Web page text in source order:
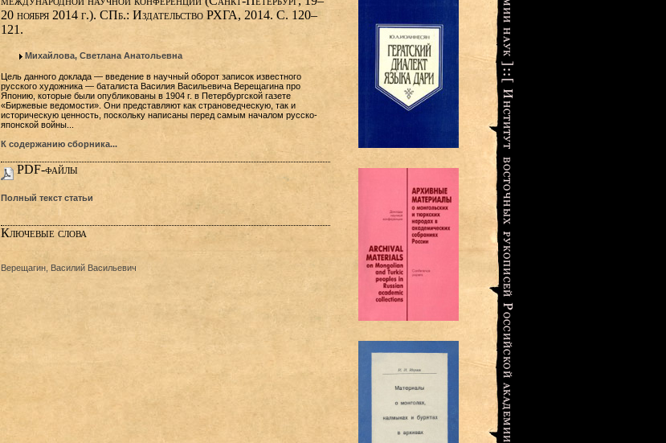
20 ноября 2014 г.). СПб.: Издательство РХГА, 2014. С. 120–
121.
Михайлова, Светлана Анатольевна
Цель данного доклада — введение в научный оборот записок известного
русского художника — баталиста Василия Васильевича Верещагина про
Японию, которые были опубликованы в 1904 г. в Петербургской газете
«Биржевые ведомости». Они представляют как страноведческую, так и
историческую ценность, поскольку написаны перед самым началом русско-
японской войны...
К содержанию сборника...
PDF-файлы
Полный текст статьи
Ключевые слова
Верещагин, Василий Васильевич